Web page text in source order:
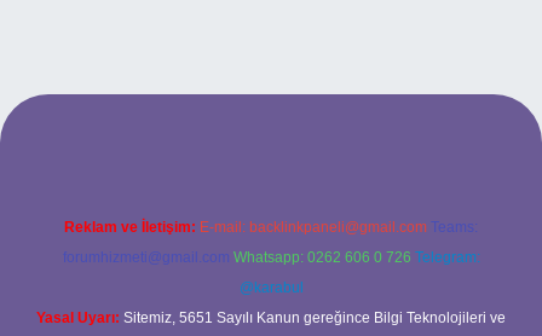
bahis sitesi
Reklam ve İletişim: E-mail: backlinkpaneli@gmail.com Teams:
forumhizmeti@gmail.com Whatsapp: 0262 606 0 726 Telegram:
@karabul
Yasal Uyarı: Sitemiz, 5651 Sayılı Kanun gereğince Bilgi Teknolojileri ve